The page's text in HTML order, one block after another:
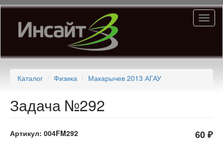
Перейти
основному
содержанию
Каталог Физика Макарычев 2013 АГАУ
Задача №292
Артикул: 004FM292 60 ₽